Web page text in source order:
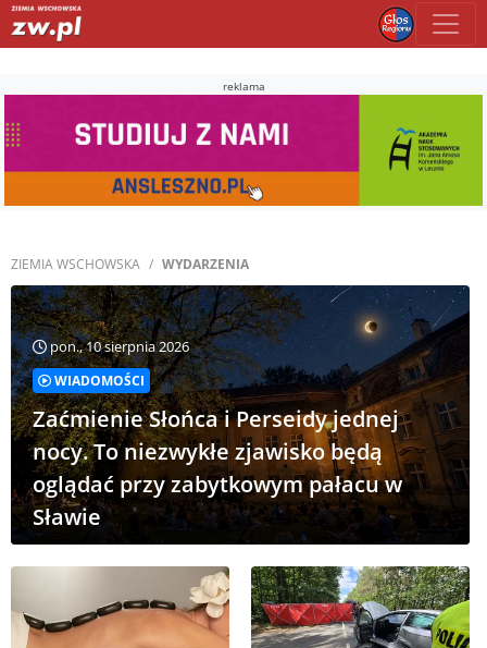
reklama
ZIEMIA WSCHOWSKA WYDARZENIA
pon., 10 sierpnia 2026
WIADOMOŚCI
Zaćmienie Słońca i Perseidy jednej
nocy. To niezwykłe zjawisko będą
oglądać przy zabytkowym pałacu w
Sławie